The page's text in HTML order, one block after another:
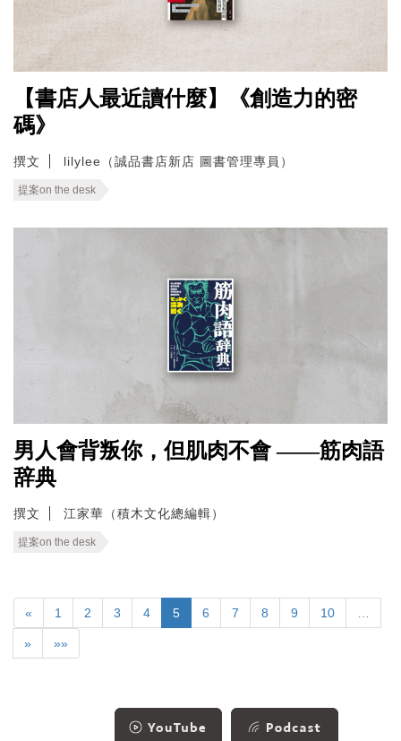
【書店人最近讀什麼】《創造力的密
碼》
撰文 lilylee（誠品書店新店 圖書管理專員）
提案on the desk
男人會背叛你，但肌肉不會 ——筋肉語
辞典
撰文 江家華（積木文化總編輯）
提案on the desk
« 1 2 3 4 5 6 7 8 9 10
» »»